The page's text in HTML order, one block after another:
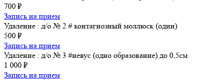
700 ₽
Запись на прием
Удаление : д/о № 2 # контагиозный моллюск (один)
500 ₽
Запись на прием
Удаление : д/о № 3 #невус (одно образование) до 0,5см
1 000 ₽
Запись на прием